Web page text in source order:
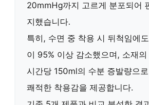
20mmHg까지 고르게 분포되어
지했습니다.
특히, 수면 중 착용 시 뒤척임에
이 95% 이상 감소했으며, 소재
시간당 150ml의 수분 증발량으
쾌적한 착용감을 제공합니다.